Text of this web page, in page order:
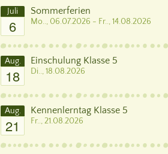
Juli
6
Sommerferien
Mo.., 06.07.2026 - Fr.., 14.08.2026
Aug.
18
Einschulung Klasse 5
Di.., 18.08.2026
Aug.
21
Kennenlerntag Klasse 5
Fr.., 21.08.2026